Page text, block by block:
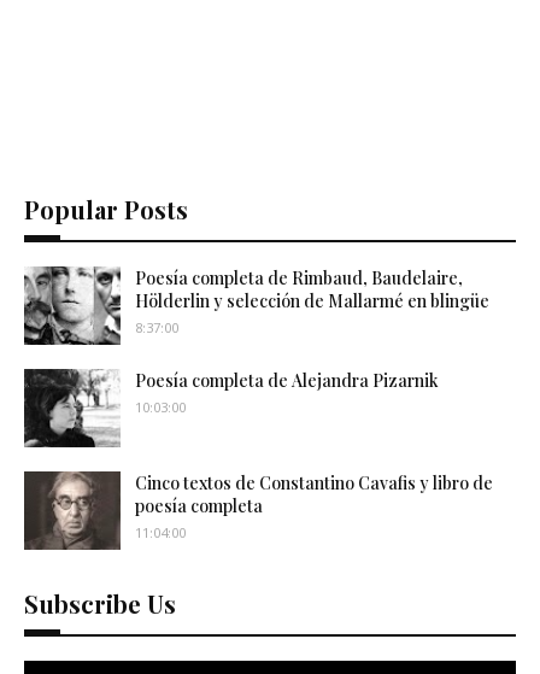
Popular Posts
Poesía completa de Rimbaud, Baudelaire,
Hölderlin y selección de Mallarmé en blingüe
8:37:00
Poesía completa de Alejandra Pizarnik
10:03:00
Cinco textos de Constantino Cavafis y libro de
poesía completa
11:04:00
Subscribe Us